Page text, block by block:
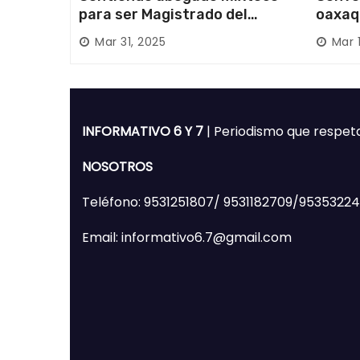
para ser Magistrado del
Poder Judicial; es originario
de Huajuapan de León
Mar 31, 2025 Mar
INFORMATIVO 6 Y 7 | Periodismo que
NOSOTROS
Teléfono: 9531251807/ 9531182709/
Email: informativo6.7@gmail.com